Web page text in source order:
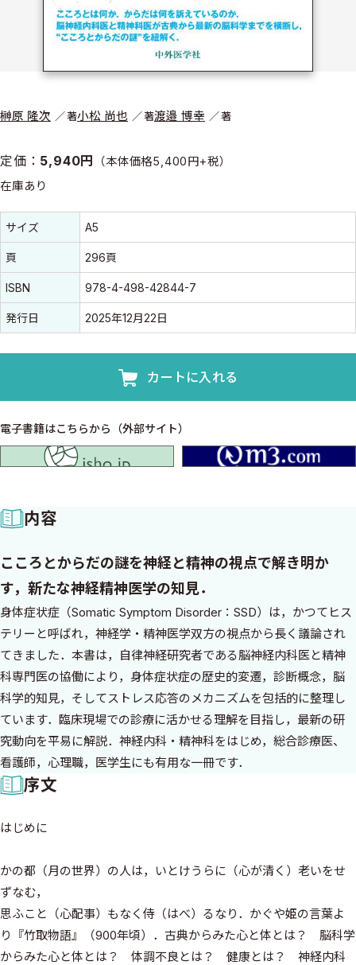
榊原 隆次 著小松 尚也 著渡邉 博幸 著
定価： 5,940円 （本体価格5,400円+税）
在庫あり
書誌情報
書誌情報
サイズ A5
頁 296頁
ISBN 978-4-498-42844-7
発行日 2025年12月22日
カートに入れる
電子書籍はこちらから（外部サイト）
内容
こころとからだの謎を神経と精神の視点で解き明か
す，新たな神経精神医学の知見．
身体症状症（Somatic Symptom Disorder：SSD）は，かつてヒス
テリーと呼ばれ，神経学・精神医学双方の視点から長く議論され
てきました．本書は，自律神経研究者である脳神経内科医と精神
科専門医の協働により，身体症状症の歴史的変遷，診断概念，脳
科学的知見，そしてストレス応答のメカニズムを包括的に整理し
ています．臨床現場での診療に活かせる理解を目指し，最新の研
究動向を平易に解説．神経内科・精神科をはじめ，総合診療医、
看護師，心理職，医学生にも有用な一冊です．
序文
はじめに
かの都（月の世界）の人は，いとけうらに（心が清く）老いをせ
ずなむ，
思ふこと（心配事）もなく侍（はべ）るなり．かぐや姫の言葉よ
り『竹取物語』（900年頃）．古典からみた心と体とは？ 脳科学
からみた心と体とは？ 体調不良とは？ 健康とは？ 神経内科